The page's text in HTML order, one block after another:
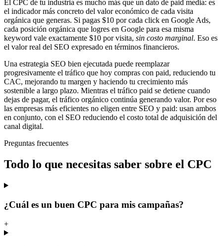
El CPC de tu industria es mucho más que un dato de paid media: es
el indicador más concreto del valor económico de cada visita
orgánica que generas. Si pagas $10 por cada click en Google Ads,
cada posición orgánica que logres en Google para esa misma
keyword vale exactamente $10 por visita, sin costo marginal. Eso es
el valor real del SEO expresado en términos financieros.
Una estrategia SEO bien ejecutada puede reemplazar
progresivamente el tráfico que hoy compras con paid, reduciendo tu
CAC, mejorando tu margen y haciendo tu crecimiento más
sostenible a largo plazo. Mientras el tráfico paid se detiene cuando
dejas de pagar, el tráfico orgánico continúa generando valor. Por eso
las empresas más eficientes no eligen entre SEO y paid: usan ambos
en conjunto, con el SEO reduciendo el costo total de adquisición del
canal digital.
Preguntas frecuentes
Todo lo que necesitas saber sobre el CPC
¿Cuál es un buen CPC para mis campañas?
+